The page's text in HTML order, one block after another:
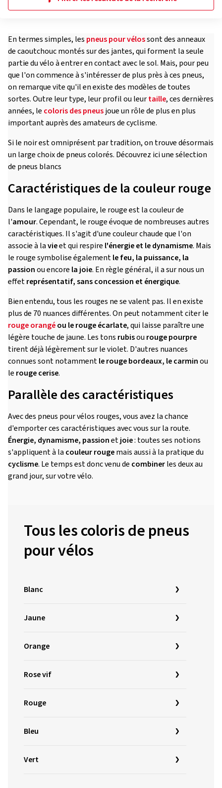
En termes simples, les pneus pour vélossont des anneaux
de caoutchouc montés sur des jantes, qui forment la seule
partie du vélo à entrer en contact avec le sol. Mais, pour peu
que l'on commence à s'intéresser de plus près à ces pneus,
on remarque vite qu'il en existe des modèles de toutes
sortes. Outre leur type, leur profil ou leurtaille, ces dernières
années, le coloris des pneusjoue un rôle de plus en plus
important auprès des amateurs de cyclisme.
Si le noir est omniprésent par tradition, on trouve désormais
un large choix de pneus colorés. Découvrez ici une sélection
de pneus blancs
Caractéristiques de la couleur rouge
Dans le langage populaire, le rouge est la couleur de
l'amour. Cependant, le rouge évoque de nombreuses autres
caractéristiques. Il s'agit d'une couleur chaude que l'on
associe à lavieet qui respire l'énergie et le dynamisme. Mais
le rouge symbolise égalementle feu, la puissance, la
passionou encore la joie. En règle général, il a sur nous un
effetreprésentatif, sans concession et énergique.
Bien entendu, tous les rouges ne se valent pas. Il en existe
plus de 70 nuances différentes. On peut notamment citer le
rouge orangéou le rouge écarlate, qui laisse paraître une
légère touche de jaune. Les tons rubisou rouge pourpre
tirent déjà légèrement sur le violet. D'autres nuances
connues sont notammentle rouge bordeaux, le carminou
le rouge cerise.
Parallèle des caractéristiques
Avec des pneus pour vélos rouges, vous avez la chance
d'emporter ces caractéristiques avec vous sur la route.
Énergie, dynamisme, passionetjoie: toutes ses notions
s'appliquent à la couleur rougemais aussi à la pratique du
cyclisme. Le temps est donc venu de combinerles deux au
grand jour, sur votre vélo.
Tous les coloris de pneus
pour vélos
Blanc
Jaune
Orange
Rose vif
Rouge
Bleu
Vert